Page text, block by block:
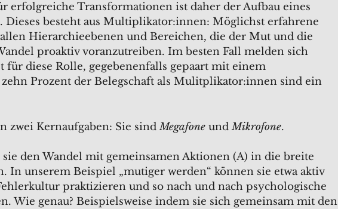
erfolgreiche Transformationen ist daher der Aufbau eines
Dieses besteht aus Multiplikator:innen: Möglichst erfahrene
Hierarchieebenen und Bereichen, die der Mut und die
proaktiv voranzutreiben. Im besten Fall melden sich
diese Rolle, gegebenenfalls gepaart mit einem
zehn Prozent der Belegschaft als Mulitplikator:innen sind ein
zwei Kernaufgaben: Sie sindMegafone undMikrofone.
sie den Wandel mit gemeinsamen Aktionen (A) in die breite
In unserem Beispiel „mutiger werden“ können sie etwa aktiv
praktizieren und so nach und nach psychologische
Wie genau? Beispielsweise indem sie sich gemeinsam mit den